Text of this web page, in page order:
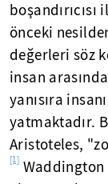
önceki
değerleri söz
insan
yanısıra
yatmaktadır.
Aristoteles,
[1]